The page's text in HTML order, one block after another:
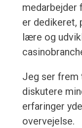
medarbejder
er dedikeret,
lære og
Jeg ser frem
diskutere
erfaringer
overvejelse.